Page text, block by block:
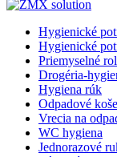
Hygienické
Hygienické
Priemyselné
Drogéria-
Hygiena rúk
Odpadové koše
Vrecia na
WC hygiena
Jednorazové